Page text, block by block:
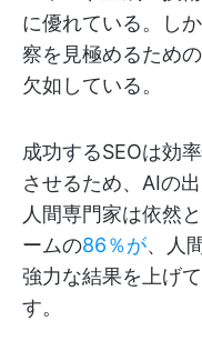
に優れている。し
察を見極めるため
欠如している。
成功するSEOは効
させるため、AIの
人間専門家は依然
ームの86％が、人
強力な結果を上げ
す。